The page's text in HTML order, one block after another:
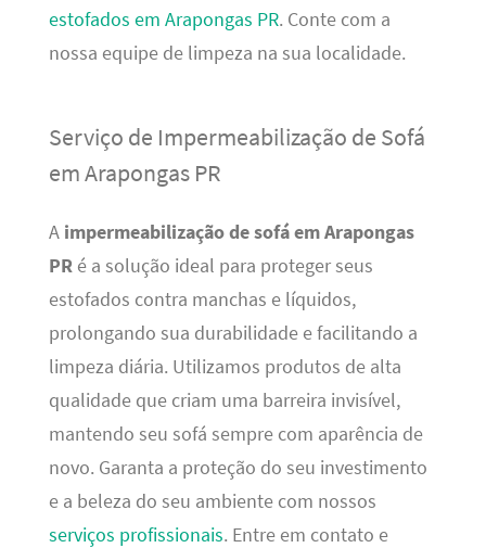
estofados em Arapongas PR. Conte com a
nossa equipe de limpeza na sua localidade.
Serviço de Impermeabilização de Sofá
em Arapongas PR
A impermeabilização de sofá em Arapongas
PRé a solução ideal para proteger seus
estofados contra manchas e líquidos,
prolongando sua durabilidade e facilitando a
limpeza diária. Utilizamos produtos de alta
qualidade que criam uma barreira invisível,
mantendo seu sofá sempre com aparência de
novo. Garanta a proteção do seu investimento
e a beleza do seu ambiente com nossos
serviços profissionais. Entre em contato e